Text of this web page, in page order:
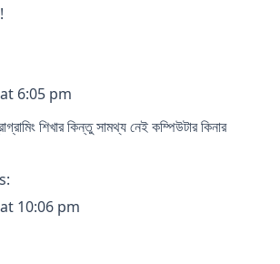
6:05 pm
শিখার কিন্তু সামথ্য নেই কম্পিউটার কিনার
10:06 pm